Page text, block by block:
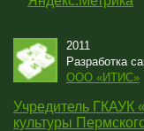
2011
Разработка
OOO «ИТИС»
Учредитель ГКАУК
культуры